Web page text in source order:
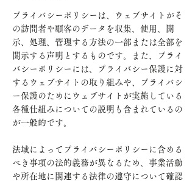
プライバシーポリシーは、ウェブサイトがそ
の訪問者や顧客のデータを収集、使用、開
示、処理、管理する方法の一部または全部を
開示する声明とするものです。また、プライ
バシーポリシーには、プライバシー保護に対
するウェブサイトの取り組みや、プライバシ
ー保護のためにウェブサイトが実施している
各種仕組みについての説明も含まれているの
が一般的です。
法域によってプライバシーポリシーに含める
べき事項の法的義務が異なるため、事業活動
や所在地に関連する法律の遵守について確認